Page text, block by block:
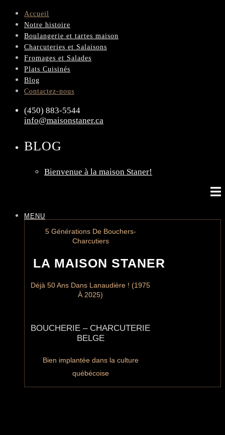
Accueil
Notre histoire
Boulangerie et tartes maison
Charcuteries et Salaisons
Fromages et Salades
Plats Cuisinés
Blog
Contactez-nous
(450) 883-5544
info@maisonstaner.ca
BLOG
Bienvenue à la maison Staner!
MENU
5 Générations De Bouchers-
Charcutiers
LA MAISON STANER
Déjà 50 Ans Dans Lanaudière ! (1975
À 2025)
BOUCHERIE – CHARCUTERIE
BELGE
Bien implantée dans la culture
québécoise